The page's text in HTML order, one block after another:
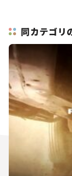
同カテゴリ